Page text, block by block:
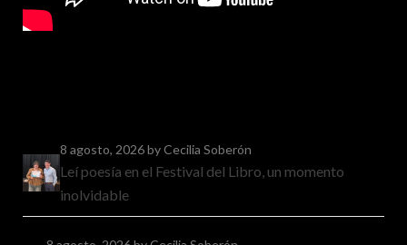
8 agosto, 2026by Cecilia Soberón
Leí poesía en el Festival del Libro, un momento
inolvidable